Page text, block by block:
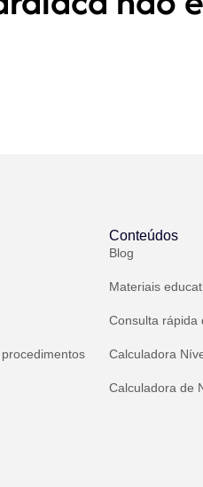
Conteúdos
Blog
Materiais
Consulta rápida
Calculadora
Calculadora de